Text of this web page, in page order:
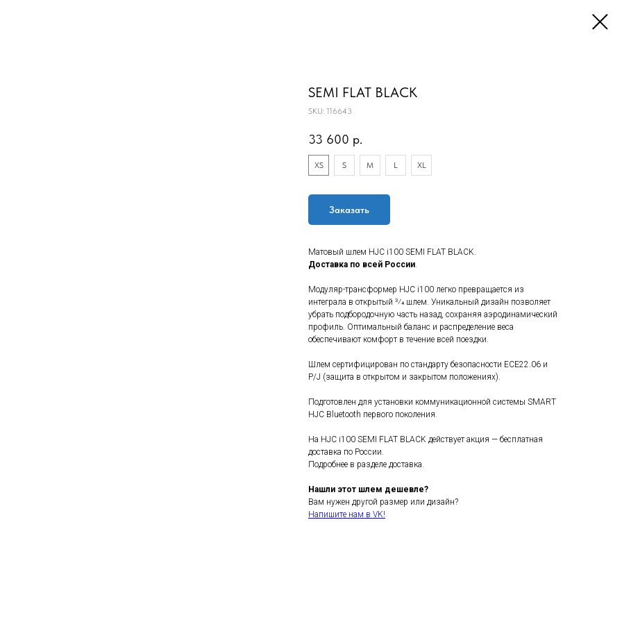
SEMI FLAT BLACK
SKU: 116643
33 600 р.
XS S M L XL
Заказать
Матовый шлем HJC i100 SEMI FLAT BLACK.
Доставка по всей России.
Модуляр-трансформер HJC i100 легко превращается из
интеграла в открытый 3⁄4 шлем. Уникальный дизайн позволяет
убрать подбородочную часть назад, сохраняя аэродинамический
профиль. Оптимальный баланс и распределение веса
обеспечивают комфорт в течение всей поездки.
Шлем сертифицирован по стандарту безопасности ECE22.06 и
P/J (защита в открытом и закрытом положениях).
Подготовлен для установки коммуникационной системы SMART
HJC Bluetooth первого поколения.
На HJC i100 SEMI FLAT BLACK действует акция — бесплатная
доставка по России.
Подробнее в разделе доставка.
Нашли этот шлем дешевле?
Вам нужен другой размер или дизайн?
Напишите нам в VK!